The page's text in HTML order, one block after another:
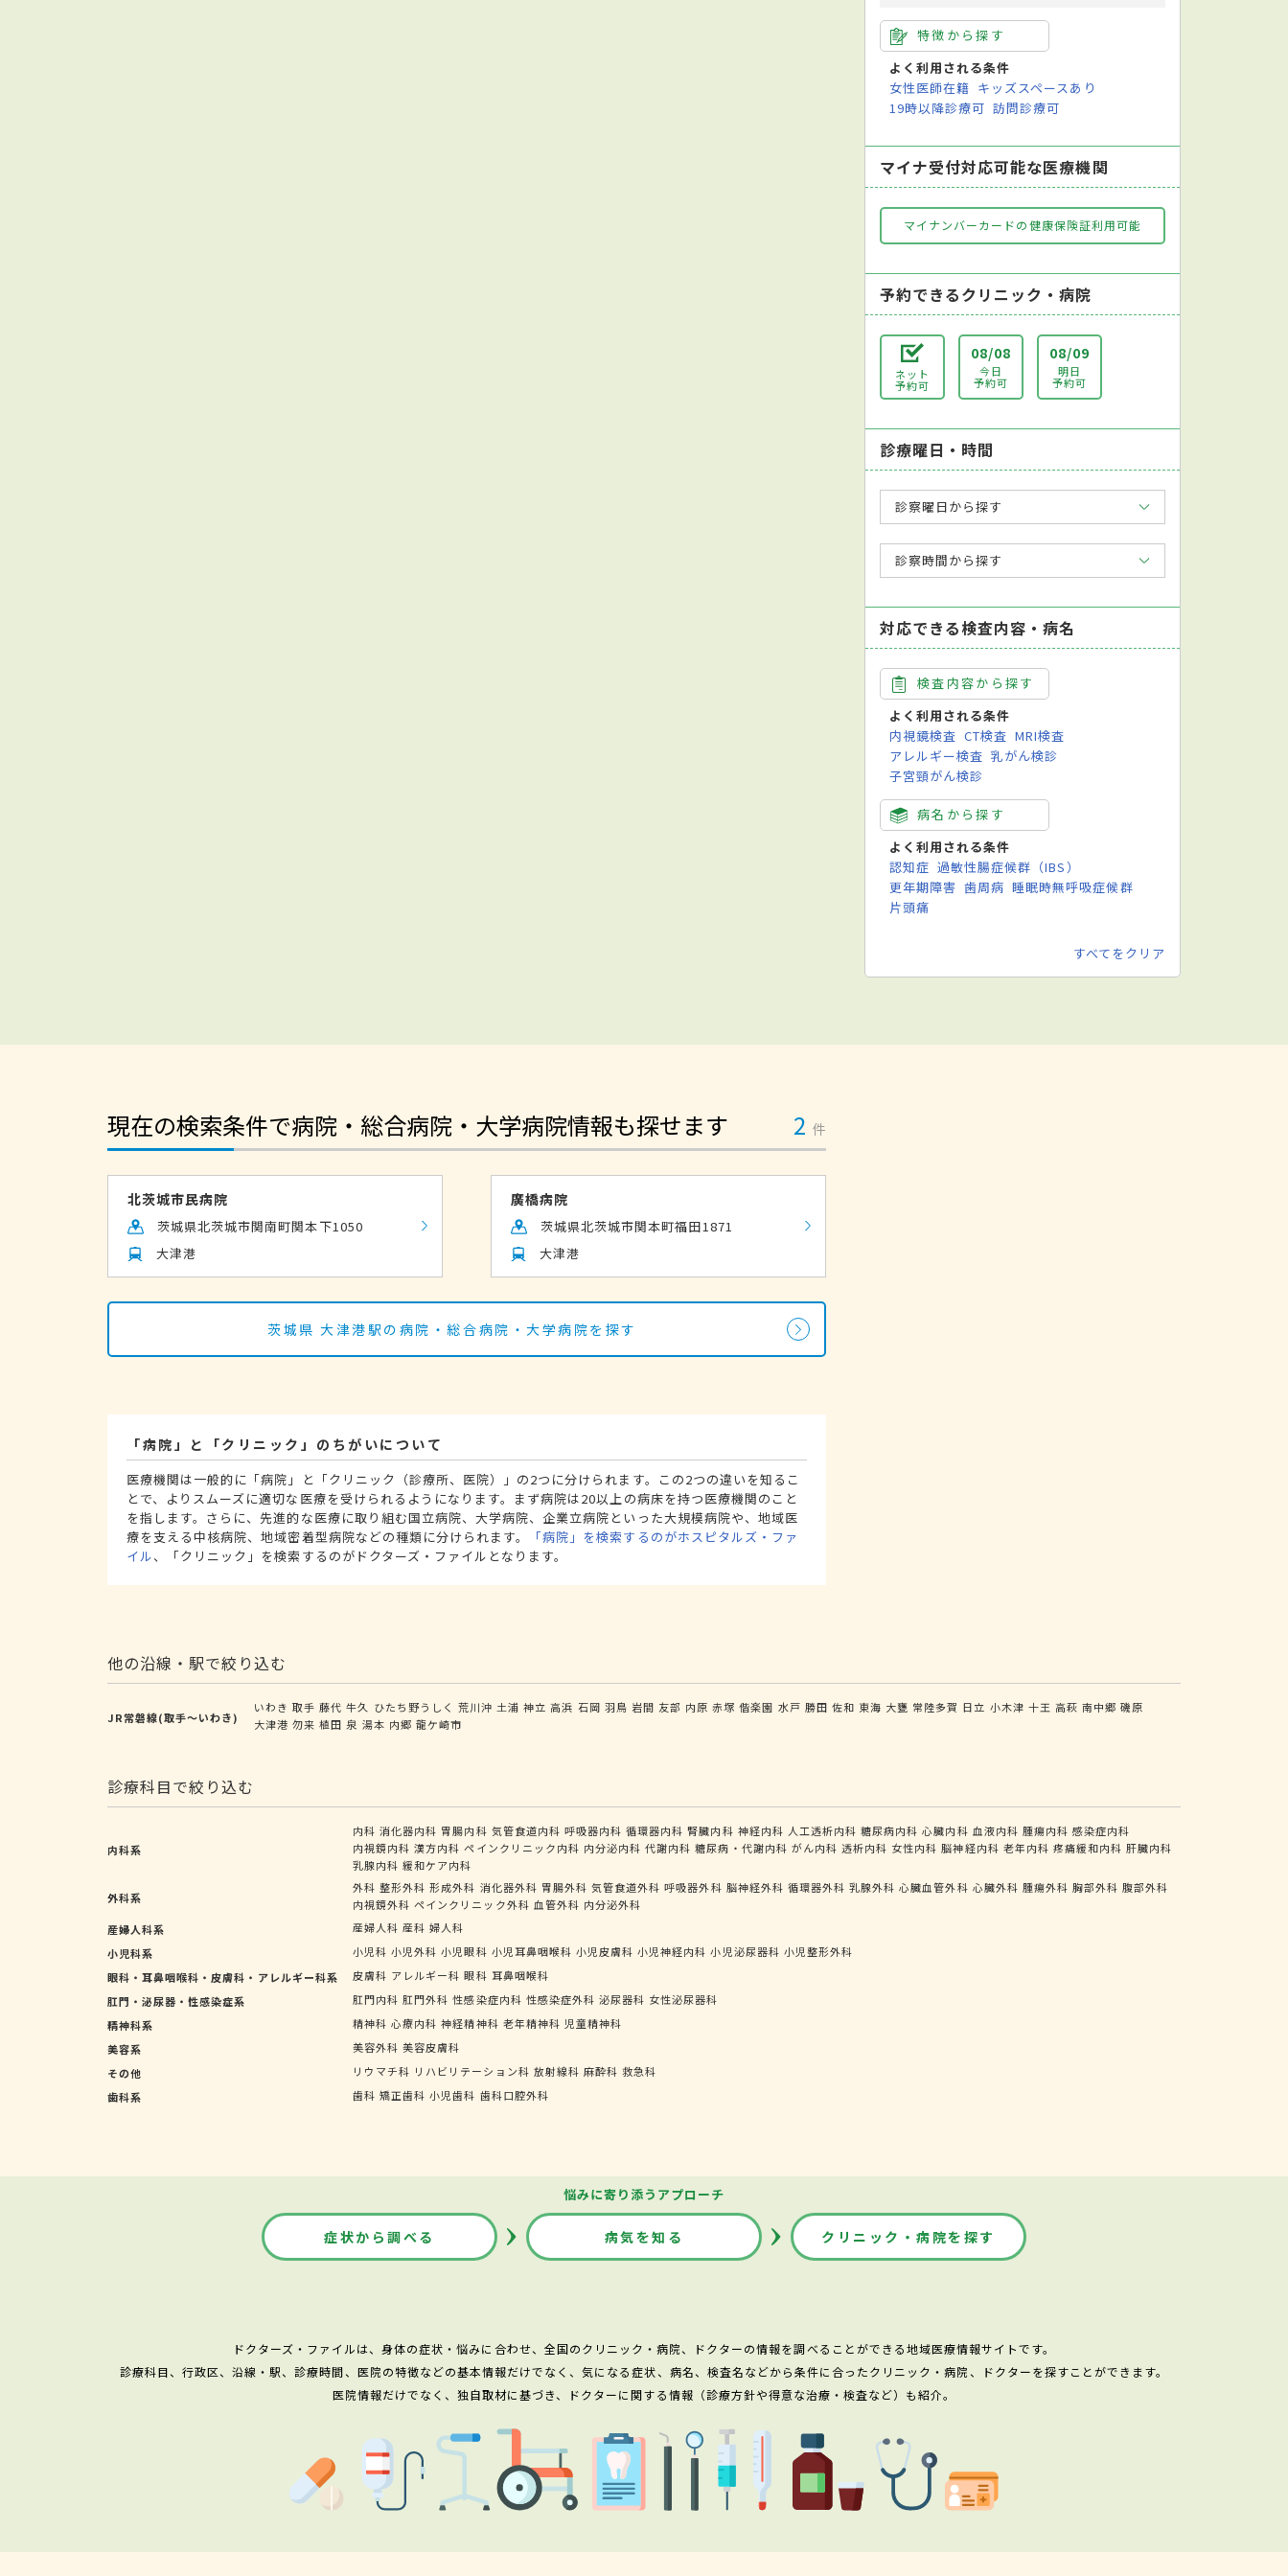
特徴から探す
よく利用される条件
女性医師在籍 キッズスペースあり
19時以降診療可 訪問診療可
マイナ受付対応可能な医療機関
マイナンバーカードの健康保険証利用可能
予約できるクリニック・病院
ネット
予約可
08/08
今日
予約可
08/09
明日
予約可
診療曜日・時間
診察曜日から探す
診察時間から探す
対応できる検査内容・病名
検査内容から探す
よく利用される条件
内視鏡検査 CT検査 MRI検査
アレルギー検査 乳がん検診
子宮頸がん検診
病名から探す
よく利用される条件
認知症 過敏性腸症候群（IBS）
更年期障害 歯周病 睡眠時無呼吸症候群
片頭痛
すべてをクリア
現在の検索条件で病院・総合病院・大学病院情報も探せます 2 件
北茨城市民病院
茨城県北茨城市関南町関本下1050
大津港
廣橋病院
茨城県北茨城市関本町福田1871
大津港
茨城県 大津港駅の病院・総合病院・大学病院を探す
「病院」と「クリニック」のちがいについて
医療機関は一般的に「病院」と「クリニック（診療所、医院）」の2つに分けられます。この2つの違いを知るこ
とで、よりスムーズに適切な医療を受けられるようになります。まず病院は20以上の病床を持つ医療機関のこと
を指します。さらに、先進的な医療に取り組む国立病院、大学病院、企業立病院といった大規模病院や、地域医
療を支える中核病院、地域密着型病院などの種類に分けられます。
「病院」を検索するのがホスピタルズ・ファ
イル、「クリニック」を検索するのがドクターズ・ファイルとなります。
他の沿線・駅で絞り込む
JR常磐線(取手～いわき)
いわき 取手 藤代 牛久 ひたち野うしく 荒川沖 土浦 神立 高浜 石岡 羽鳥 岩間 友部 内原 赤塚 偕楽園 水戸 勝田 佐和 東海 大甕 常陸多賀 日立 小木津 十王 高萩 南中郷 磯原
大津港 勿来 植田 泉 湯本 内郷 龍ケ崎市
診療科目で絞り込む
内科系
内科 消化器内科 胃腸内科 気管食道内科 呼吸器内科 循環器内科 腎臓内科 神経内科 人工透析内科 糖尿病内科 心臓内科 血液内科 腫瘍内科 感染症内科
内視鏡内科 漢方内科 ペインクリニック内科 内分泌内科 代謝内科 糖尿病・代謝内科 がん内科 透析内科 女性内科 脳神経内科 老年内科 疼痛緩和内科 肝臓内科
乳腺内科 緩和ケア内科
外科系
外科 整形外科 形成外科 消化器外科 胃腸外科 気管食道外科 呼吸器外科 脳神経外科 循環器外科 乳腺外科 心臓血管外科 心臓外科 腫瘍外科 胸部外科 腹部外科
内視鏡外科 ペインクリニック外科 血管外科 内分泌外科
産婦人科系
産婦人科 産科 婦人科
小児科系
小児科 小児外科 小児眼科 小児耳鼻咽喉科 小児皮膚科 小児神経内科 小児泌尿器科 小児整形外科
眼科・耳鼻咽喉科・皮膚科・アレルギー科系
皮膚科 アレルギー科 眼科 耳鼻咽喉科
肛門・泌尿器・性感染症系
肛門内科 肛門外科 性感染症内科 性感染症外科 泌尿器科 女性泌尿器科
精神科系
精神科 心療内科 神経精神科 老年精神科 児童精神科
美容系
美容外科 美容皮膚科
その他
リウマチ科 リハビリテーション科 放射線科 麻酔科 救急科
歯科系
歯科 矯正歯科 小児歯科 歯科口腔外科
悩みに寄り添うアプローチ
症状から調べる 病気を知る クリニック・病院を探す
ドクターズ・ファイルは、身体の症状・悩みに合わせ、全国のクリニック・病院、ドクターの情報を調べることができる地域医療情報サイトです。
診療科目、行政区、沿線・駅、診療時間、医院の特徴などの基本情報だけでなく、気になる症状、病名、検査名などから条件に合ったクリニック・病院、ドクターを探すことができます。
医院情報だけでなく、独自取材に基づき、ドクターに関する情報（診療方針や得意な治療・検査など）も紹介。